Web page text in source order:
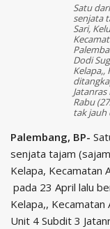
Satu
senjata
Sari,
Dodi
Kelapa,,
Rabu
tak jauh
Palembang, BP-
senjata tajam
Kelapa, Kecamatan
pada 23 April lalu
Kelapa,, Kecamatan
Unit 4 Subdit 3